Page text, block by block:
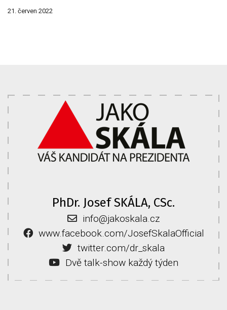
21. červen 2022
PhDr. Josef SKÁLA, CSc.
info@jakoskala.cz
www.facebook.com/JosefSkalaOfficial
twitter.com/dr_skala
Dvě talk-show každý týden